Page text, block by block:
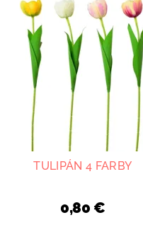
TULIPÁN 4 FARBY
0,80 €